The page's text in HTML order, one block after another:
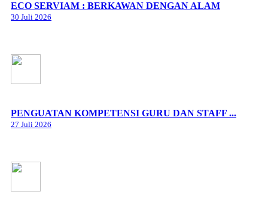
ECO SERVIAM : BERKAWAN DENGAN ALAM
30 Juli 2026
PENGUATAN KOMPETENSI GURU DAN STAFF ...
27 Juli 2026